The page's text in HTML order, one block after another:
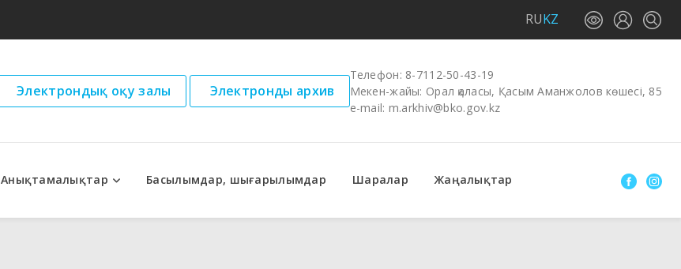
RUKZ
Электрондық оқу залы Электронды архив
Телефон: 8-7112-50-43-19
Мекен-жайы: Орал қаласы, Қасым Аманжолов көшесі, 85
e-mail: m.arkhiv@bko.gov.kz
Анықтамалықтар Басылымдар, шығарылымдар Шаралар Жаңалықтар